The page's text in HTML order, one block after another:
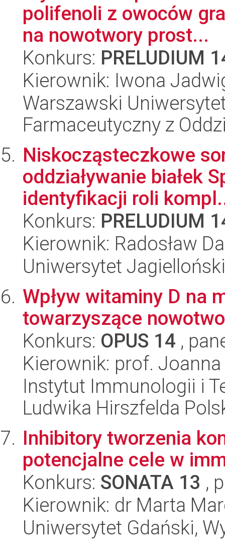
polifenoli z owoców
na nowotwory prost...
Konkurs: PRELUDIUM
Kierownik: Iwona
Warszawski
Farmaceutyczny z
Niskocząsteczkowe
oddziaływanie białek
identyfikacji roli
Konkurs: PRELUDIUM
Kierownik: Radosław
Uniwersytet
Wpływ witaminy D na
towarzyszące
Konkurs: OPUS 14 ,
Kierownik: prof.
Instytut Immunologii i
Ludwika Hirszfelda
Inhibitory tworzenia
potencjalne cele w
Konkurs: SONATA 13 ,
Kierownik: dr Marta
Uniwersytet Gdański,